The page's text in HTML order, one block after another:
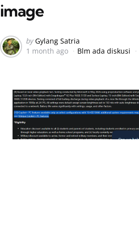
image
Posted
by
by Gylang Satria
1 month ago
Blm ada diskusi